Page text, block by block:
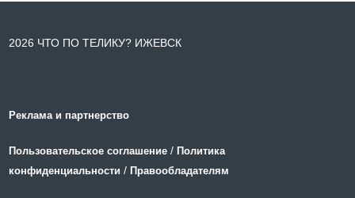
2026 ЧТО ПО ТЕЛИКУ? ИЖЕВСК
Реклама и партнерство
Пользовательское соглашение /Политика
конфиденциальности /Правообладателям